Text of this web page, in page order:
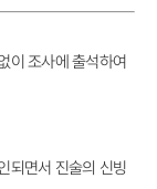
이 조사에 출석하여
되면서 진술의 신빙